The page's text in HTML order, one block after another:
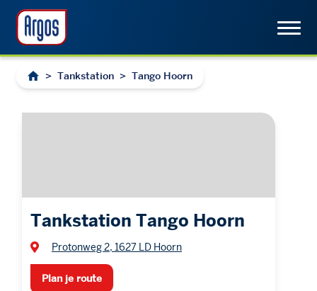
> Tankstation > Tango Hoorn
Tankstation Tango Hoorn
Protonweg 2, 1627 LD Hoorn
Plan je route